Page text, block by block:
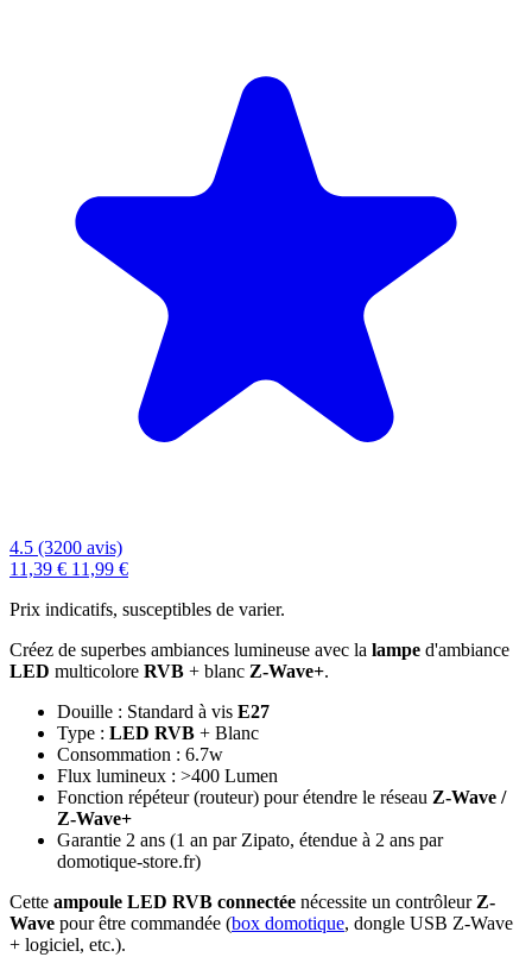
4.5 (3200 avis)
11,39 € 11,99 €
Prix indicatifs, susceptibles de varier.
Créez de superbes ambiances lumineuse avec la lampe d'ambiance
LED multicolore RVB + blanc Z-Wave+.
Douille : Standard à vis E27
Type : LED RVB + Blanc
Consommation : 6.7w
Flux lumineux : >400 Lumen
Fonction répéteur (routeur) pour étendre le réseau Z-Wave /
Z-Wave+
Garantie 2 ans (1 an par Zipato, étendue à 2 ans par
domotique-store.fr)
Cette ampoule LED RVB connectée nécessite un contrôleur Z-
Wave pour être commandée (box domotique, dongle USB Z-Wave
+ logiciel, etc.).